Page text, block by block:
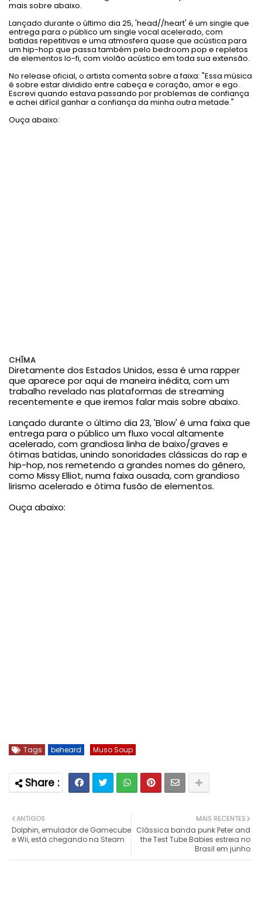
mais sobre abaixo.
Lançado durante o último dia 25, 'head//heart' é um single que
entrega para o público um single vocal acelerado, com
batidas repetitivas e uma atmosfera quase que acústica para
um hip-hop que passa também pelo bedroom pop e repletos
de elementos lo-fi, com violão acústico em toda sua extensão.
No release oficial, o artista comenta sobre a faixa: "Essa música
é sobre estar dividido entre cabeça e coração, amor e ego.
Escrevi quando estava passando por problemas de confiança
e achei difícil ganhar a confiança da minha outra metade."
Ouça abaixo:
CHĪMA
Diretamente dos Estados Unidos, essa é uma rapper
que aparece por aqui de maneira inédita, com um
trabalho revelado nas plataformas de streaming
recentemente e que iremos falar mais sobre abaixo.
Lançado durante o último dia 23, 'Blow' é uma faixa que
entrega para o público um fluxo vocal altamente
acelerado, com grandiosa linha de baixo/graves e
ótimas batidas, unindo sonoridades clássicas do rap e
hip-hop, nos remetendo a grandes nomes do gênero,
como Missy Elliot, numa faixaousada, com grandioso
lirismo acelerado e ótima fusão de elementos.
Ouça abaixo:
Tags beheard Muso Soup
MAIS RECENTES
Clássica banda punk Peter and
the Test Tube Babies estreia no
Brasil em junho
ANTIGOS
Dolphin, emulador de Gamecube
e Wii, está chegando na Steam